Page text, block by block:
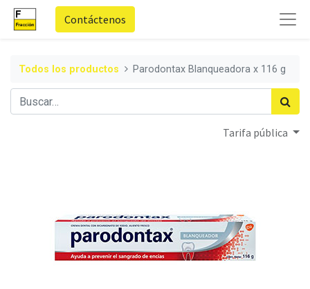
Contáctenos
Todos los productos Parodontax Blanqueadora x 116 g
Tarifa pública